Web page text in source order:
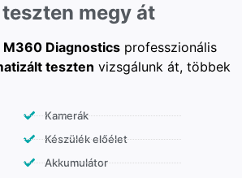
megy át
M360 Diagnostics professzionális
teszten vizsgálunk át, többek
Kamerák
Készülék előélet
Akkumulátor